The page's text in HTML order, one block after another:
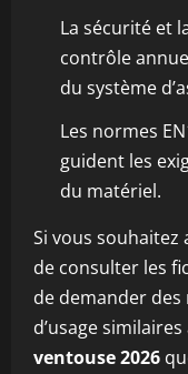
La sécurité et
contrôle
du système
Les normes
guident les
du matériel.
Si vous souhaitez
de consulter les
de demander des
d’usage
ventouse 2026